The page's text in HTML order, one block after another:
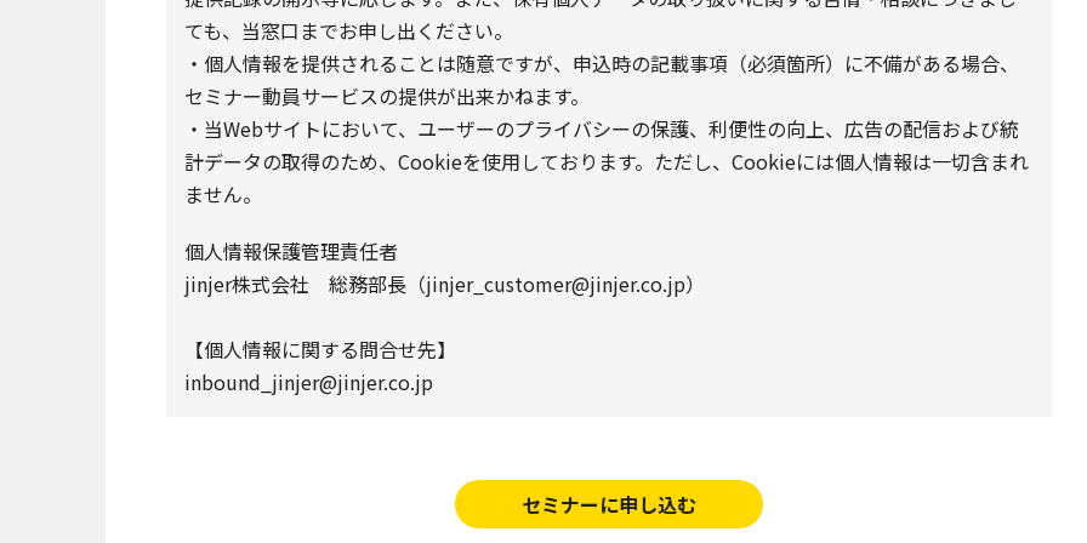
ても、当窓口までお申し出ください。
・個人情報を提供されることは随意ですが、申込時の記載事項（必須箇所）に不備がある場合、
セミナー動員サービスの提供が出来かねます。
・当Webサイトにおいて、ユーザーのプライバシーの保護、利便性の向上、広告の配信および統
計データの取得のため、Cookieを使用しております。ただし、Cookieには個人情報は一切含まれ
ません。
個人情報保護管理責任者
jinjer株式会社 総務部長（jinjer_customer@jinjer.co.jp）
【個人情報に関する問合せ先】
inbound_jinjer@jinjer.co.jp
セミナーに申し込む